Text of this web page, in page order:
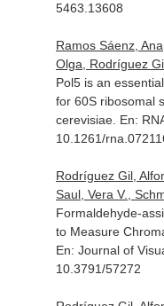
5463.13608
Ramos Sáenz,
Olga, Rodríguez
Pol5 is an
for 60S ribosomal
cerevisiae. En:
10.1261/
Rodríguez Gil,
Saul, Vera V.,
Formaldehyde-
to Measure
En: Journal of
10.3791/57272